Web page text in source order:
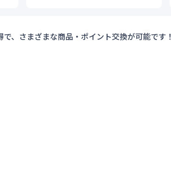
、さまざまな商品・ポイント交換が可能です！